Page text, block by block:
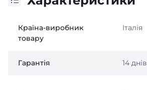
Країна-виробник
товару
Італія
Гарантія 14 днів